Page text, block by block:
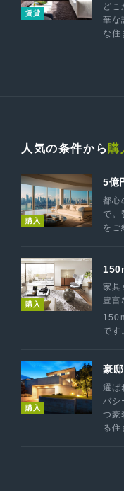
賃貸
ど
華な
な住
人気の条件から 購
購入
5億
都心
で。
をご
購入
家具
豊富
です
購入
豪
選ば
バシ
つ豪
る住